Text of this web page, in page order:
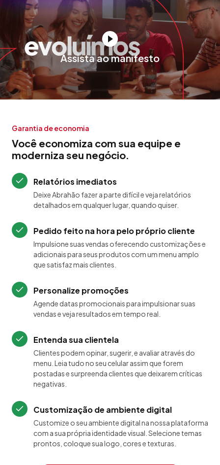
Assista ao manifesto
Garantia de economia
Você economiza com sua equipe e
moderniza seu negócio.
Relatórios imediatos
Deixe Abrahão fazer a parte difícil e veja relatórios
detalhados em qualquer lugar, quando quiser.
Pedido feito na hora pelo próprio cliente
Impulsione suas vendas oferecendo customizações e
adicionais para seus produtos com um menu amplo
que satisfaz mais clientes.
Personalize promoções
Agende datas promocionais para impulsionar suas
vendas e veja resultados em tempo real.
Entenda sua clientela
Clientes podem opinar, sugerir, e avaliar através do
menu. Leia tudo no seu celular assim que forem
postadas e surpreenda clientes que deixarem críticas
negativas.
Customização de ambiente digital
Customize o seu ambiente digital na nossa plataforma
com a sua própria identidade visual. Selecione temas
prontos, coloque sua logo, cores e texturas.